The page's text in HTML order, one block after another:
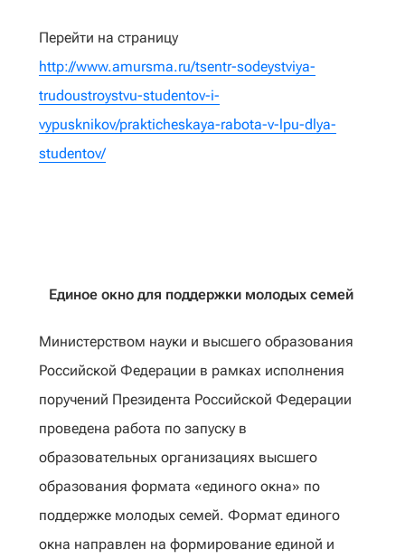
Перейти на страницу
http://www.amursma.ru/tsentr-sodeystviya-
trudoustroystvu-studentov-i-
vypusknikov/prakticheskaya-rabota-v-lpu-dlya-
studentov/
Единое окно для поддержки молодых семей
Министерством науки и высшего образования
Российской Федерации в рамках исполнения
поручений Президента Российской Федерации
проведена работа по запуску в
образовательных организациях высшего
образования формата «единого окна» по
поддержке молодых семей. Формат единого
окна направлен на формирование единой и